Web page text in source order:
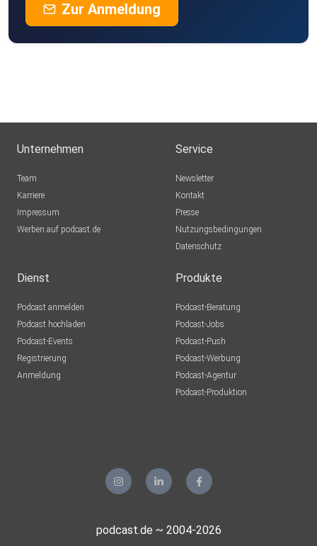
Zur Anmeldung
Unternehmen
Team
Karriere
Impressum
Werben auf podcast.de
Service
Newsletter
Kontakt
Presse
Nutzungsbedingungen
Datenschutz
Dienst
Podcast anmelden
Podcast hochladen
Podcast-Events
Registrierung
Anmeldung
Produkte
Podcast-Beratung
Podcast-Jobs
Podcast-Push
Podcast-Werbung
Podcast-Agentur
Podcast-Produktion
podcast.de ~ 2004-2026